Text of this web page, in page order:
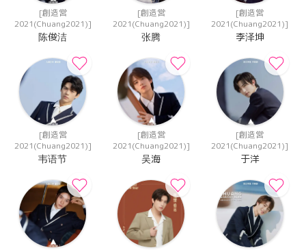
[創造営
2021(Chuang2021)]
陈俊洁
[創造営
2021(Chuang2021)]
张腾
[創造営
2021(Chuang2021)]
李泽坤
[創造営
2021(Chuang2021)]
韦语节
[創造営
2021(Chuang2021)]
吴海
[創造営
2021(Chuang2021)]
于洋